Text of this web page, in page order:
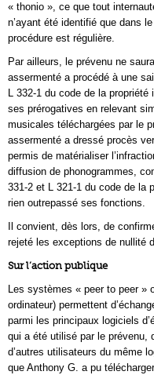
« thonio », ce que tout
n’ayant été identifié que dans
procédure est régulière.
Par ailleurs, le prévenu ne
assermenté a procédé à une
L 332-1 du code de la
ses prérogatives en relevant
musicales téléchargées par le
assermenté a dressé procès
permis de matérialiser
diffusion de phonogrammes,
331-2 et L 321-1 du code de la
rien outrepassé ses fonctions.
Il convient, dès lors, de
rejeté les exceptions de nullité
Sur l’action publique
Les systèmes « peer to peer »
ordinateur) permettent
parmi les principaux logiciels
qui a été utilisé par le prévenu,
d’autres utilisateurs du même
que Anthony G. a pu